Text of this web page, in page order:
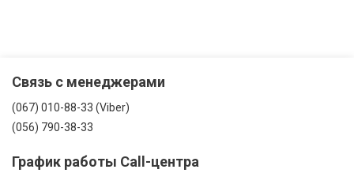
Связь с менеджерами
(067) 010-88-33 (Viber)
(056) 790-38-33
График работы Call-центра